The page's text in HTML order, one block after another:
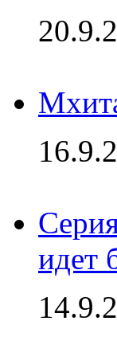
идет